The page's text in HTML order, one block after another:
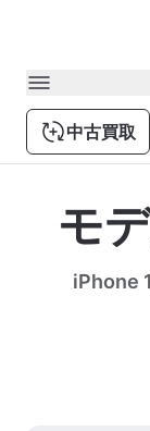
中古買取
モ
iPhone